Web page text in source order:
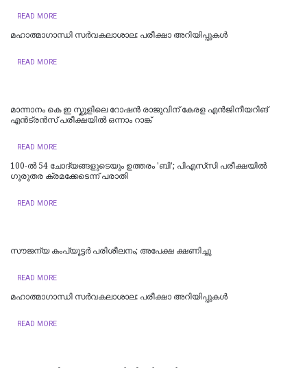
READ MORE
മഹാത്മാഗാന്ധി സർവകലാശാല: പരീക്ഷാ അറിയിപ്പുകൾ
READ MORE
മാന്നാനം കെ ഇ സ്കൂളിലെ റോഷൻ രാജുവിന് കേരള എൻജിനീയറിങ്
എൻട്രൻസ് പരീക്ഷയിൽ ഒന്നാം റാങ്ക്
READ MORE
100-ൽ 54 ചോദ്യങ്ങളുടെയും ഉത്തരം 'ബി'; പിഎസ്‌സി പരീക്ഷയിൽ
ഗുരുതര ക്രമക്കേടെന്ന് പരാതി
READ MORE
സൗജന്യ കംപ്യൂട്ടര്‍ പരിശീലനം; അപേക്ഷ ക്ഷണിച്ചു
READ MORE
മഹാത്മാഗാന്ധി സർവകലാശാല: പരീക്ഷാ അറിയിപ്പുകൾ
READ MORE